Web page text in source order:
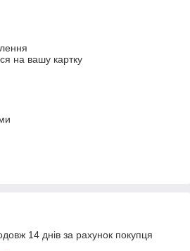
на вашу картку
14 днів за рахунок покупця